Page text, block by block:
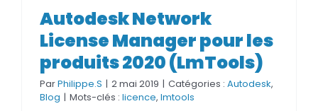
Manager pour les produits 2020
(LmTools)
Autodesk Network
License Manager pour les
produits 2020 (LmTools)
ParPhilippe.S | 2 mai 2019 | Catégories : Autodesk,
Blog | Mots-clés : licence, lmtools